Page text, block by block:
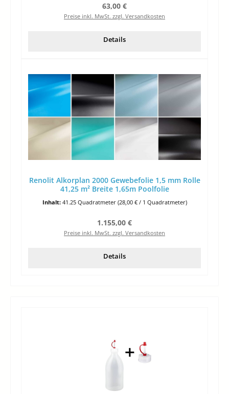
Regulärer Preis:
63,00 €
Preise inkl. MwSt. zzgl. Versandkosten
Details
Renolit Alkorplan 2000 Gewebefolie 1,5 mm Rolle
41,25 m² Breite 1,65m Poolfolie
Inhalt: 41.25 Quadratmeter (28,00 € / 1 Quadratmeter)
Regulärer Preis:
1.155,00 €
Preise inkl. MwSt. zzgl. Versandkosten
Details